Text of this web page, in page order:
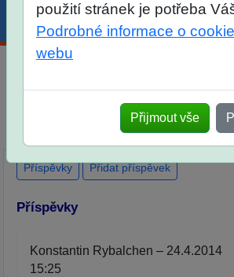
SŠ? Vaše ohlasy po skutečných
přijímacích zkouškách
použití stránek je potřeba
Podrobné informace o
webu
Přijmout vše
Příspěvky Přidat příspěvek
Příspěvky
Konstantin Rybalchen – 24.4.2014
15:25